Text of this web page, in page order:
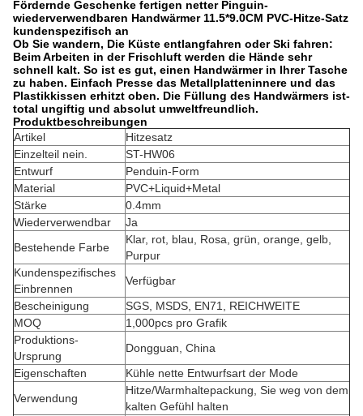
Fördernde Geschenke fertigen netter Pinguin-
wiederverwendbaren Handwärmer 11.5*9.0CM PVC-Hitze-Satz
kundenspezifisch an
Ob Sie wandern, Die Küste entlangfahren oder Ski fahren:
Beim Arbeiten in der Frischluft werden die Hände sehr
schnell kalt. So ist es gut, einen Handwärmer in Ihrer Tasche
zu haben. Einfach Presse das Metallplatteninnere und das
Plastikkissen erhitzt oben. Die Füllung des Handwärmers ist-
total ungiftig und absolut umweltfreundlich.
Produktbeschreibungen
Artikel
Hitzesatz
Einzelteil nein.
ST-HW06
Entwurf
Penduin-Form
Material
PVC+Liquid+Metal
Stärke
0.4mm
Wiederverwendbar
Ja
Bestehende Farbe
Klar, rot, blau, Rosa, grün, orange, gelb,
Purpur
Kundenspezifisches
Einbrennen
Verfügbar
Bescheinigung
SGS, MSDS, EN71, REICHWEITE
MOQ
1,000pcs pro Grafik
Produktions-
Ursprung
Dongguan, China
Eigenschaften
Kühle nette Entwurfsart der Mode
Verwendung
Hitze/Warmhaltepackung, Sie weg von dem
kalten Gefühl halten